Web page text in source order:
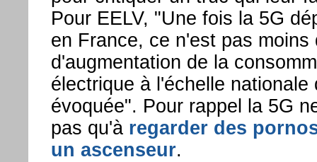
Pour EELV, "Une fois la 5G
en France, ce n'est pas moins
d'augmentation de la
électrique à l'échelle nationale
évoquée". Pour rappel la 5G
pas qu'à regarder des
un ascenseur.